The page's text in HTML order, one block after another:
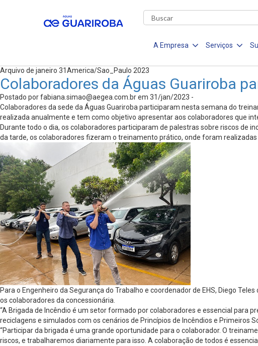
A Empresa Serviços
Arquivo de janeiro 31America/Sao_Paulo 2023
Colaboradores da Águas Guariroba
Postado porfabiana.simao@aegea.com.brem 31/jan/2023 -
Colaboradores da sede da Águas Guariroba participaram nesta semana do
realizada anualmente e tem como objetivo apresentar aos colaboradores que
Durante todo o dia, os colaboradores participaram de palestras sobre riscos de
da tarde, os colaboradores fizeram o treinamento prático, onde foram
Para o Engenheiro da Segurança do Trabalho e coordenador de EHS, Diego
os colaboradores da concessionária.
“A Brigada de Incêndio é um setor formado por colaboradores e essencial para
reciclagens e simulados com os cenários de Princípios de Incêndios e Primeiros
“Participar da brigada é uma grande oportunidade para o colaborador. O
riscos, e trabalharemos diariamente para isso. A colaboração de todos é